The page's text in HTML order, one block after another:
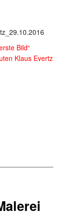
Bild“
Klaus Evertz